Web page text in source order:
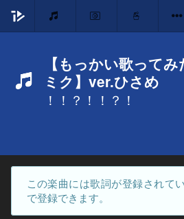
【もっかい歌って
ミク】ver.ひさめ
！！？！！？！
この楽曲には歌詞が登録されてい
で登録できます。